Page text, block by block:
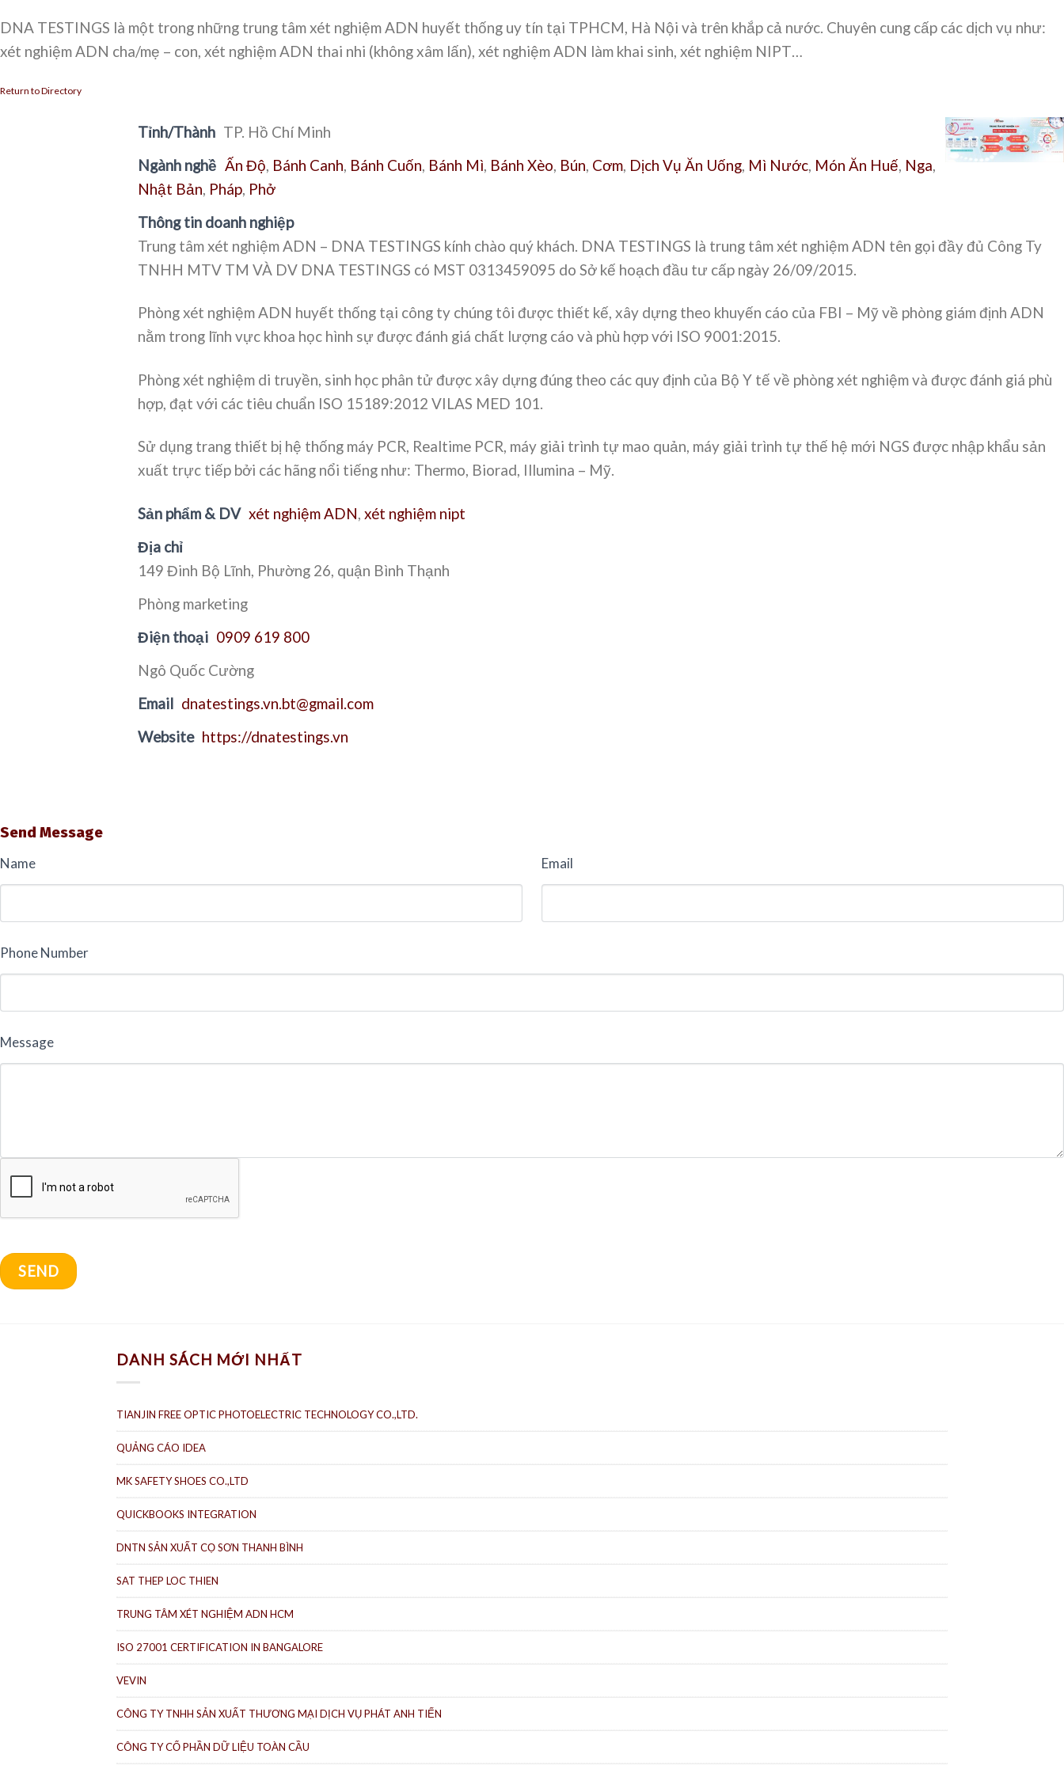
DNA TESTINGS là một trong những trung tâm xét nghiệm ADN huyết thống uy tín tại TPHCM, Hà Nội và trên khắp cả nước. Chuyên cung cấp các dịch vụ như:
xét nghiệm ADN cha/mẹ – con, xét nghiệm ADN thai nhi (không xâm lấn), xét nghiệm ADN làm khai sinh, xét nghiệm NIPT…
Return to Directory
Tỉnh/Thành TP. Hồ Chí Minh
Ngành nghề Ấn Độ Bánh Canh Bánh Cuốn Bánh Mì Bánh Xèo Bún Cơm Dịch Vụ Ăn Uống Mì Nước Món Ăn Huế Nga
Nhật Bản Pháp Phở
Thông tin doanh nghiệp
Trung tâm xét nghiệm ADN – DNA TESTINGS kính chào quý khách. DNA TESTINGS là trung tâm xét nghiệm ADN tên gọi đầy đủ Công Ty
TNHH MTV TM VÀ DV DNA TESTINGS có MST 0313459095 do Sở kế hoạch đầu tư cấp ngày 26/09/2015.
Phòng xét nghiệm ADN huyết thống tại công ty chúng tôi được thiết kế, xây dựng theo khuyến cáo của FBI – Mỹ về phòng giám định ADN
nằm trong lĩnh vực khoa học hình sự được đánh giá chất lượng cáo và phù hợp với ISO 9001:2015.
Phòng xét nghiệm di truyền, sinh học phân tử được xây dựng đúng theo các quy định của Bộ Y tế về phòng xét nghiệm và được đánh giá phù
hợp, đạt với các tiêu chuẩn ISO 15189:2012 VILAS MED 101.
Sử dụng trang thiết bị hệ thống máy PCR, Realtime PCR, máy giải trình tự mao quản, máy giải trình tự thế hệ mới NGS được nhập khẩu sản
xuất trực tiếp bởi các hãng nổi tiếng như: Thermo, Biorad, Illumina – Mỹ.
Sản phẩm & DV xét nghiệm ADN, xét nghiệm nipt
Địa chỉ
149 Đinh Bộ Lĩnh, Phường 26, quận Bình Thạnh
Phòng marketing
Điện thoại 0909 619 800
Ngô Quốc Cường
Email dnatestings.vn.bt@gmail.com
Website https://dnatestings.vn
Send Message
Name Email
Phone Number
Message
DANH SÁCH MỚI NHẤT
TIANJIN FREE OPTIC PHOTOELECTRIC TECHNOLOGY CO.,LTD.
QUẢNG CÁO IDEA
MK SAFETY SHOES CO.,LTD
QUICKBOOKS INTEGRATION
DNTN SẢN XUẤT CỌ SƠN THANH BÌNH
SAT THEP LOC THIEN
TRUNG TÂM XÉT NGHIỆM ADN HCM
ISO 27001 CERTIFICATION IN BANGALORE
VEVIN
CÔNG TY TNHH SẢN XUẤT THƯƠNG MẠI DỊCH VỤ PHÁT ANH TIẾN
CÔNG TY CỔ PHẦN DỮ LIỆU TOÀN CẦU